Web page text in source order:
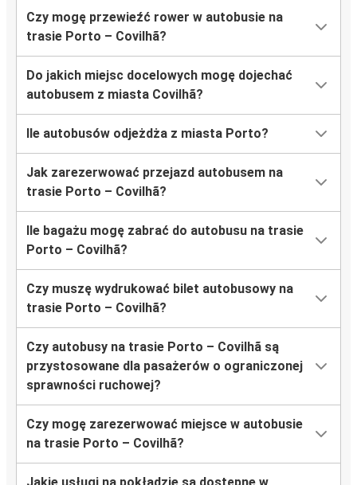
Czy mogę przewieźć rower w autobusie na
trasie Porto – Covilhã?
Do jakich miejsc docelowych mogę dojechać
autobusem z miasta Covilhã?
Ile autobusów odjeżdża z miasta Porto?
Jak zarezerwować przejazd autobusem na
trasie Porto – Covilhã?
Ile bagażu mogę zabrać do autobusu na trasie
Porto – Covilhã?
Czy muszę wydrukować bilet autobusowy na
trasie Porto – Covilhã?
Czy autobusy na trasie Porto – Covilhã są
przystosowane dla pasażerów o ograniczonej
sprawności ruchowej?
Czy mogę zarezerwować miejsce w autobusie
na trasie Porto – Covilhã?